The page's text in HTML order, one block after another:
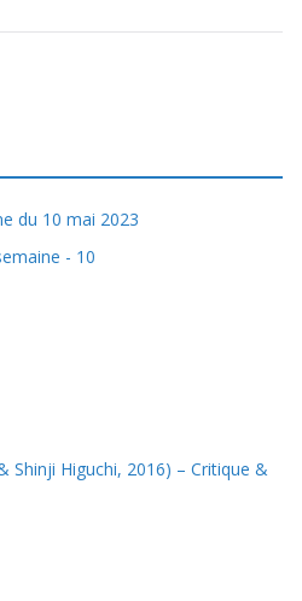
du 10 mai 2023
Shinji Higuchi, 2016) – Critique &